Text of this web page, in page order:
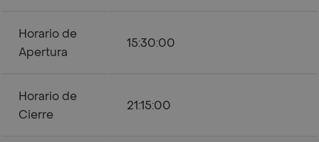
Horario de
Apertura
15:30:00
Horario de
Cierre
21:15:00